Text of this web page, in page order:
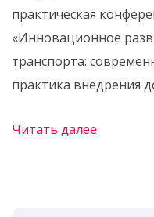
практическая
«Инновационное
транспорта:
практика внедрения
Читать далее